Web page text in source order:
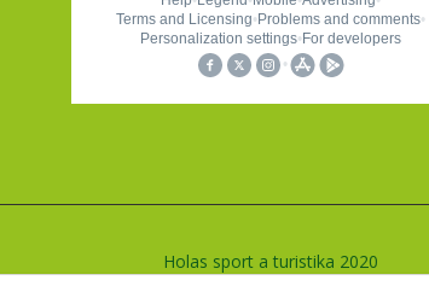
Holas sport a turistika 2020